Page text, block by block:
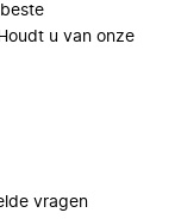
u van onze
vragen